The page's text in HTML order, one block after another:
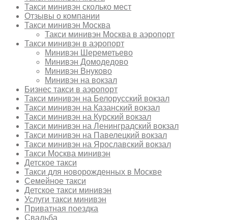
Такси минивэн сколько мест
Отзывы о компании
Такси минивэн Москва
Такси минивэн Москва в аэропорт
Такси минивэн в аэропорт
Минивэн Шереметьево
Минивэн Домодедово
Минивэн Внуково
Минивэн на вокзал
Бизнес такси в аэропорт
Такси минивэн на Белорусский вокзал
Такси минивэн на Казанский вокзал
Такси минивэн на Курский вокзал
Такси минивэн на Ленинградский вокзал
Такси минивэн на Павелецкий вокзал
Такси минивэн на Ярославский вокзал
Такси Москва минивэн
Детское такси
Такси для новорожденных в Москве
Семейное такси
Детское такси минивэн
Услуги такси минивэн
Приватная поездка
Свадьба